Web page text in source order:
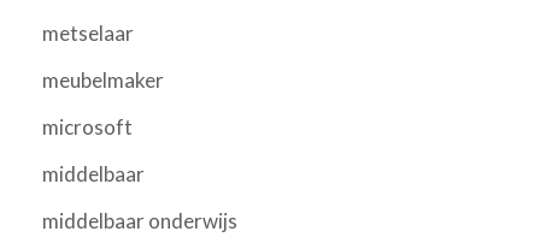
metselaar
meubelmaker
microsoft
middelbaar
middelbaar onderwijs